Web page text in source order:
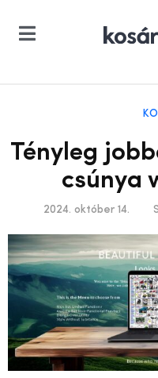
Tényleg
csúnya
2024. október 14.